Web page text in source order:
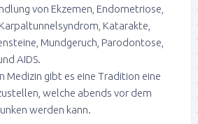
von Ekzemen, Endometriose,
Katarakte,
Mundgeruch, Parodontose,
AIDS.
Medizin gibt es eine Tradition eine
welche abends vor dem
werden kann.